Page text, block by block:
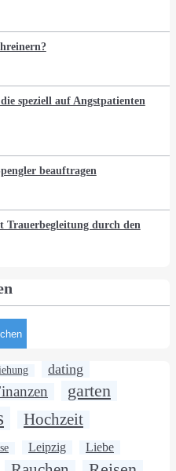
speziell auf Angstpatienten
beauftragen
Trauerbegleitung durch den
dating
garten
Hochzeit
Leipzig Liebe